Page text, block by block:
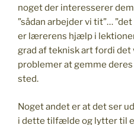
noget der interesserer
”sådan arbejder vi tit”…
er lærerens hjælp i
grad af teknisk art fordi
problemer at gemme
sted.
Noget andet er at det ser
i dette tilfælde og lytter til